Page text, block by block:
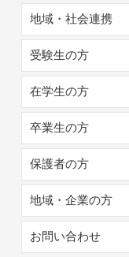
地域・社会連携
受験生の方
在学生の方
卒業生の方
保護者の方
地域・企業の方
お問い合わせ